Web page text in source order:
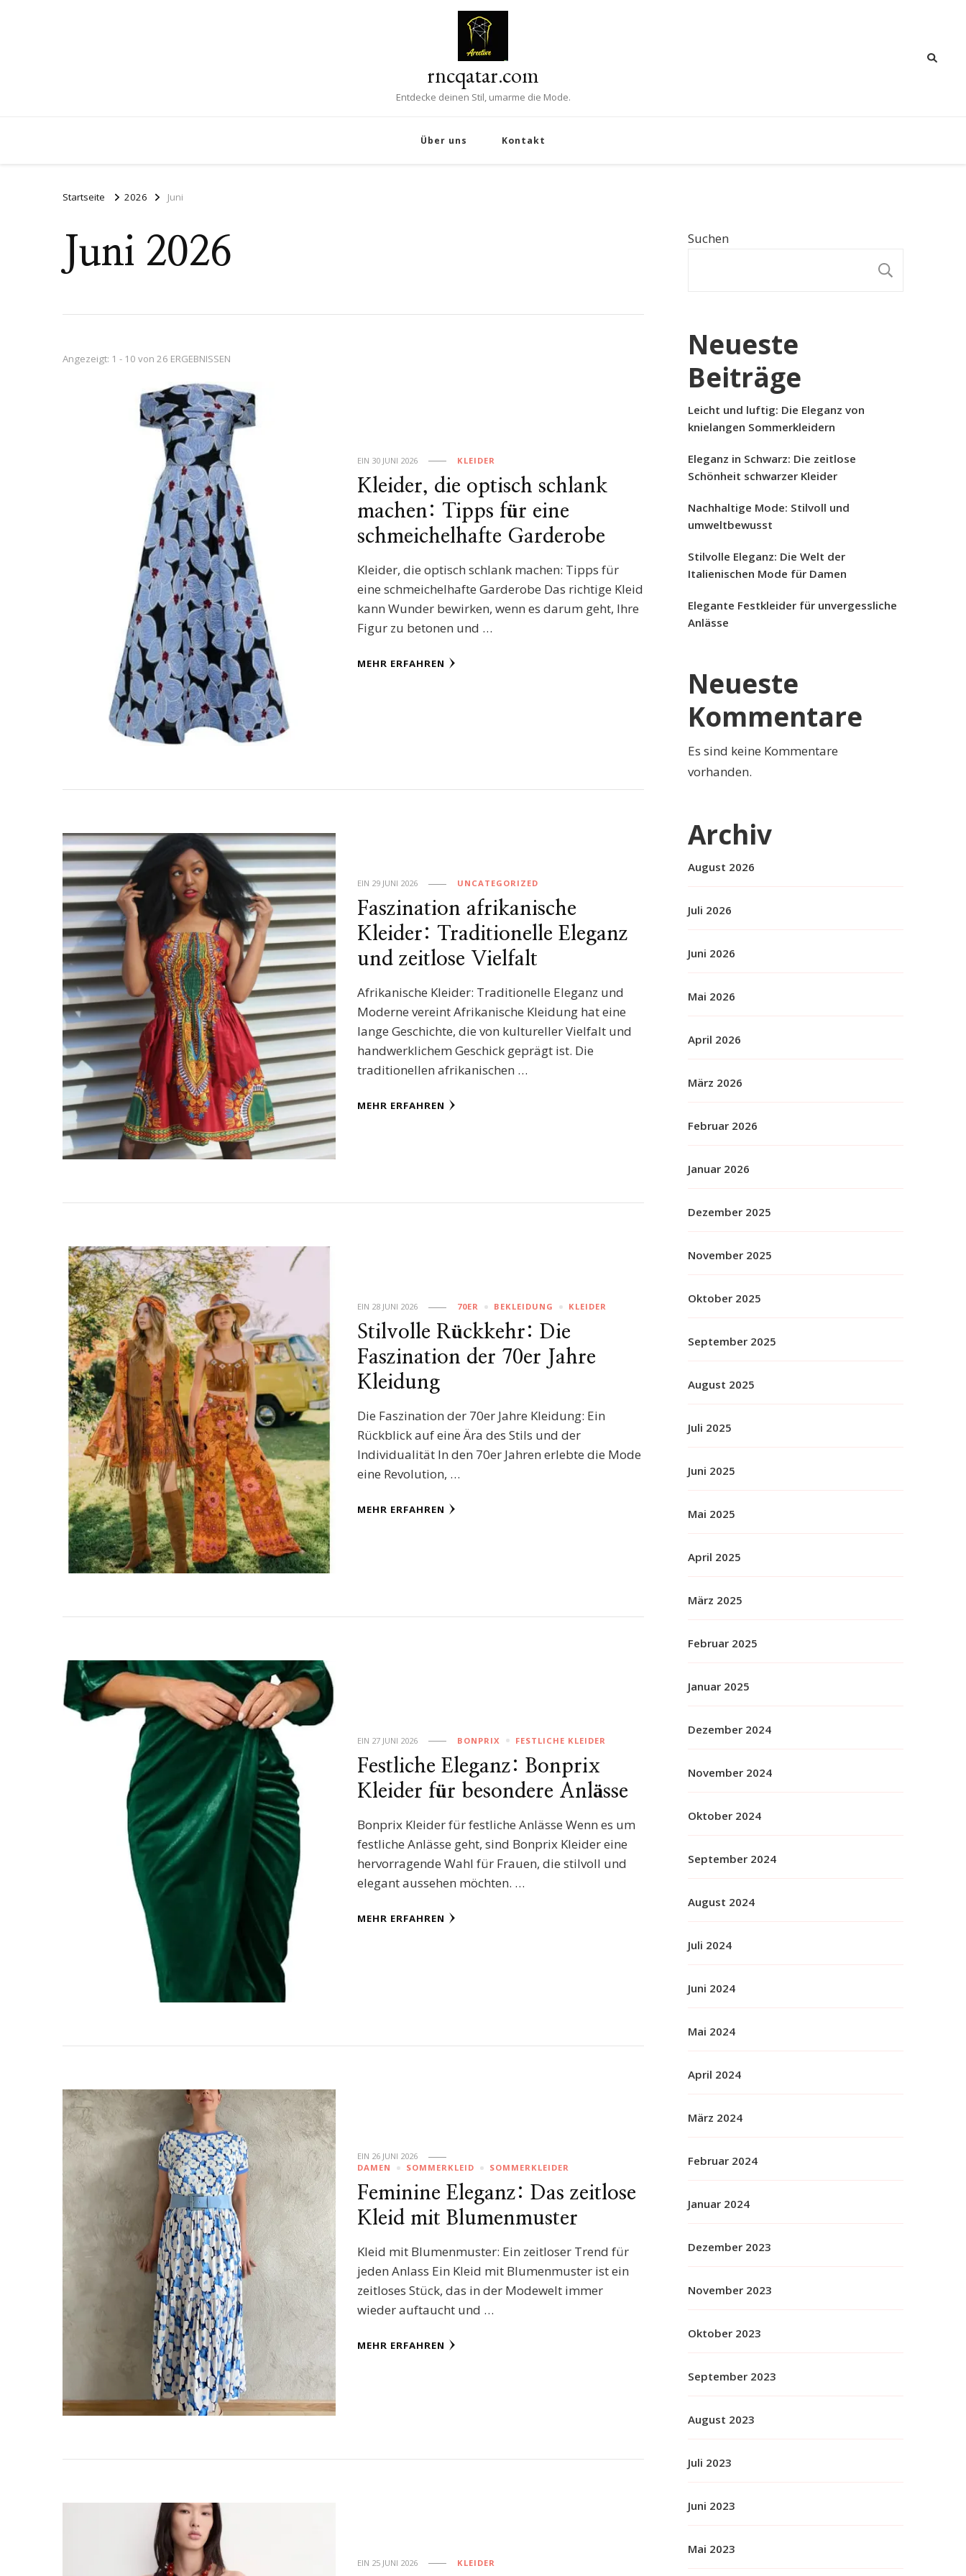
rncqatar.com
Entdecke deinen Stil, umarme die Mode.
Über uns Kontakt
Startseite 2026 Juni
Juni 2026
Angezeigt: 1 - 10 von 26 ERGEBNISSEN
EIN 30 JUNI 2026 KLEIDER
Kleider, die optisch schlank
machen: Tipps für eine
schmeichelhafte Garderobe
Kleider, die optisch schlank machen: Tipps für
eine schmeichelhafte Garderobe Das richtige Kleid
kann Wunder bewirken, wenn es darum geht, Ihre
Figur zu betonen und …
MEHR ERFAHREN
EIN 29 JUNI 2026 UNCATEGORIZED
Faszination afrikanische
Kleider: Traditionelle Eleganz
und zeitlose Vielfalt
Afrikanische Kleider: Traditionelle Eleganz und
Moderne vereint Afrikanische Kleidung hat eine
lange Geschichte, die von kultureller Vielfalt und
handwerklichem Geschick geprägt ist. Die
traditionellen afrikanischen …
MEHR ERFAHREN
EIN 28 JUNI 2026 70ER BEKLEIDUNG KLEIDER
Stilvolle Rückkehr: Die
Faszination der 70er Jahre
Kleidung
Die Faszination der 70er Jahre Kleidung: Ein
Rückblick auf eine Ära des Stils und der
Individualität In den 70er Jahren erlebte die Mode
eine Revolution, …
MEHR ERFAHREN
EIN 27 JUNI 2026 BONPRIX FESTLICHE KLEIDER
Festliche Eleganz: Bonprix
Kleider für besondere Anlässe
Bonprix Kleider für festliche Anlässe Wenn es um
festliche Anlässe geht, sind Bonprix Kleider eine
hervorragende Wahl für Frauen, die stilvoll und
elegant aussehen möchten. …
MEHR ERFAHREN
EIN 26 JUNI 2026
DAMEN
SOMMERKLEID SOMMERKLEIDER
Feminine Eleganz: Das zeitlose
Kleid mit Blumenmuster
Kleid mit Blumenmuster: Ein zeitloser Trend für
jeden Anlass Ein Kleid mit Blumenmuster ist ein
zeitloses Stück, das in der Modewelt immer
wieder auftaucht und …
MEHR ERFAHREN
EIN 25 JUNI 2026 KLEIDER
Suchen
Neueste
Beiträge
Leicht und luftig: Die Eleganz von
knielangen Sommerkleidern
Eleganz in Schwarz: Die zeitlose
Schönheit schwarzer Kleider
Nachhaltige Mode: Stilvoll und
umweltbewusst
Stilvolle Eleganz: Die Welt der
Italienischen Mode für Damen
Elegante Festkleider für unvergessliche
Anlässe
Neueste
Kommentare
Es sind keine Kommentare
vorhanden.
Archiv
August 2026
Juli 2026
Juni 2026
Mai 2026
April 2026
März 2026
Februar 2026
Januar 2026
Dezember 2025
November 2025
Oktober 2025
September 2025
August 2025
Juli 2025
Juni 2025
Mai 2025
April 2025
März 2025
Februar 2025
Januar 2025
Dezember 2024
November 2024
Oktober 2024
September 2024
August 2024
Juli 2024
Juni 2024
Mai 2024
April 2024
März 2024
Februar 2024
Januar 2024
Dezember 2023
November 2023
Oktober 2023
September 2023
August 2023
Juli 2023
Juni 2023
Mai 2023